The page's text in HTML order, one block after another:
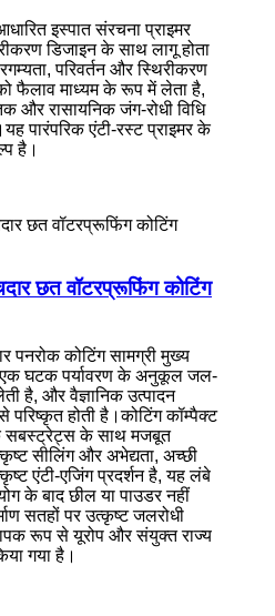
इस्पात संरचना प्राइमर
डिजाइन के साथ लागू होता
परिवर्तन और स्थिरीकरण
फैलाव माध्यम के रूप में लेता है,
और रासायनिक जंग-रोधी विधि
पारंपरिक एंटी-रस्ट प्राइमर के
है।
छत वॉटरप्रूफिंग कोटिंग
पनरोक कोटिंग सामग्री मुख्य
घटक पर्यावरण के अनुकूल जल-
है, और वैज्ञानिक उत्पादन
परिष्कृत होती है।कोटिंग कॉम्पैक्ट
सबस्ट्रेट्स के साथ मजबूत
सीलिंग और अभेद्यता, अच्छी
एंटी-एजिंग प्रदर्शन है, यह लंबे
के बाद छील या पाउडर नहीं
सतहों पर उत्कृष्ट जलरोधी
रूप से यूरोप और संयुक्त राज्य
गया है।